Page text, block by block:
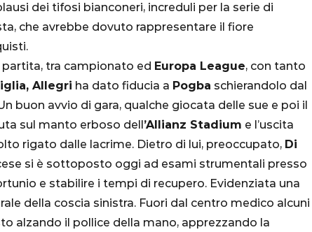
dei tifosi bianconeri, increduli per la serie di
che avrebbe dovuto rappresentare il fiore
tra campionato ed Europa League, con tanto
Allegri ha dato fiducia a Pogba schierandolo dal
buon avvio di gara, qualche giocata delle sue e poi il
sul manto erboso dell ’Allianz Stadium e l’uscita
rigato dalle lacrime. Dietro di lui, preoccupato, Di
si è sottoposto oggi ad esami strumentali presso
e stabilire i tempi di recupero. Evidenziata una
della coscia sinistra. Fuori dal centro medico alcuni
alzando il pollice della mano, apprezzando la
Qatar 2022, Brasile
già qualificato agli
Ottavi di Finale